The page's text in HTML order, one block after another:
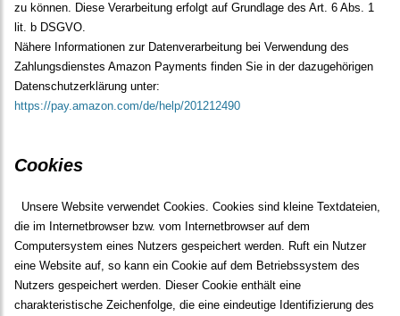
zu können. Diese Verarbeitung erfolgt auf Grundlage des Art. 6 Abs. 1
lit. b DSGVO.
Nähere Informationen zur Datenverarbeitung bei Verwendung des
Zahlungsdienstes Amazon Payments finden Sie in der dazugehörigen
Datenschutzerklärung unter:
https://pay.amazon.com/de/help/201212490
Cookies
Unsere Website verwendet Cookies. Cookies sind kleine Textdateien,
die im Internetbrowser bzw. vom Internetbrowser auf dem
Computersystem eines Nutzers gespeichert werden. Ruft ein Nutzer
eine Website auf, so kann ein Cookie auf dem Betriebssystem des
Nutzers gespeichert werden. Dieser Cookie enthält eine
charakteristische Zeichenfolge, die eine eindeutige Identifizierung des